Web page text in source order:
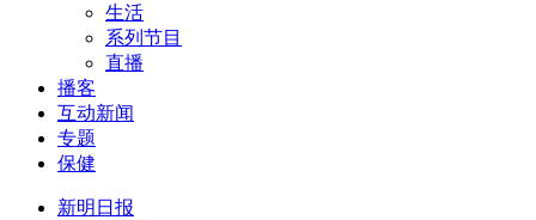
生活
系列节目
直播
播客
互动新闻
专题
保健
新明日报